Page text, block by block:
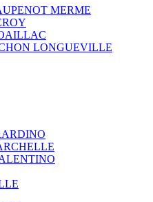
MERME
LONGUEVILLE